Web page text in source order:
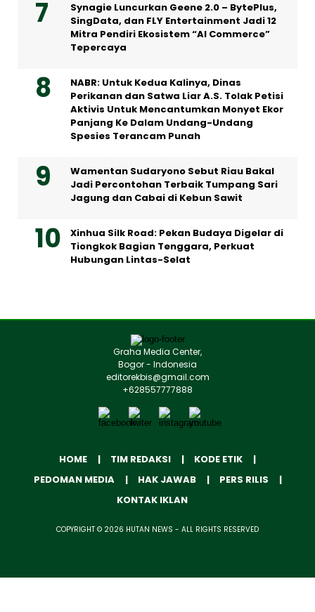
Synagie Luncurkan Geene 2.0 – BytePlus,
SingData, dan FLY Entertainment Jadi 12
Mitra Pendiri Ekosistem “AI Commerce”
Tepercaya
NABR: Untuk Kedua Kalinya, Dinas
Perikanan dan Satwa Liar A.S. Tolak Petisi
Aktivis Untuk Mencantumkan Monyet Ekor
Panjang Ke Dalam Undang-Undang
Spesies Terancam Punah
Wamentan Sudaryono Sebut Riau Bakal
Jadi Percontohan Terbaik Tumpang Sari
Jagung dan Cabai di Kebun Sawit
Xinhua Silk Road: Pekan Budaya Digelar di
Tiongkok Bagian Tenggara, Perkuat
Hubungan Lintas-Selat
Graha Media Center,
Bogor - Indonesia
editorekbis@gmail.com
+628557777888
HOME TIM REDAKSI
KODE ETIK
PEDOMAN MEDIA
HAK JAWAB
PERS RILIS
KONTAK IKLAN
COPYRIGHT © 2026 HUTAN NEWS - ALL RIGHTS RESERVED